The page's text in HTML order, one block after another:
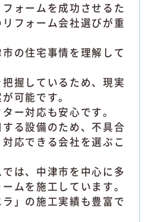
ォームを成功させるた
フォーム会社選びが重
の住宅事情を理解して
握しているため、現実
可能です。
ー対応も安心です。
る設備のため、不具合
応できる会社を選ぶこ
は、中津市を中心に多
ムを施工しています。
」の施工実績も豊富で